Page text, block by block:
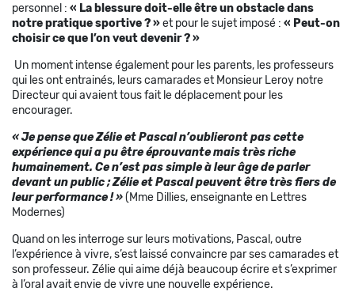
personnel : « La blessure doit-elle être un obstacle dans
notre pratique sportive ? »et pour le sujet imposé : « Peut-on
choisir ce que l’on veut devenir ? »
Un moment intense également pour les parents, les professeurs
qui les ont entrainés, leurs camarades et Monsieur Leroy notre
Directeur qui avaient tous fait le déplacement pour les
encourager.
« Je pense que Zélie et Pascal n’oublieront pas cette
expérience qui a pu être éprouvante mais très riche
humainement. Ce n’est pas simple à leur âge de parler
devant un public ; Zélie et Pascal peuvent être très fiers de
leur performance ! »(Mme Dillies, enseignante en Lettres
Modernes)
Quand on les interroge sur leurs motivations, Pascal, outre
l’expérience à vivre, s’est laissé convaincre par ses camarades et
son professeur. Zélie qui aime déjà beaucoup écrire et s’exprimer
à l’oral avait envie de vivre une nouvelle expérience.